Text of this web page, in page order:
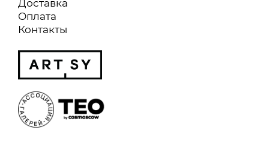
Доставка
Оплата
Контакты